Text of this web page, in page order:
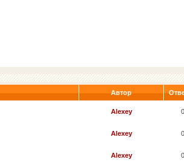
Автор
Alexey 0
Alexey 0
Alexey 0